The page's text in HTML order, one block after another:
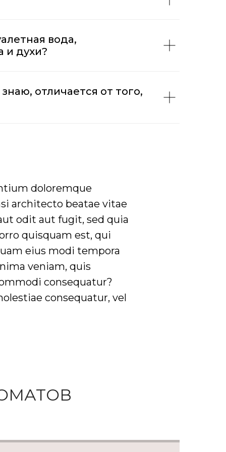
вода,
и духи?
отличается от того,
doloremque
architecto beatae vitae
odit aut fugit, sed quia
quisquam est, qui
eius modi tempora
veniam, quis
consequatur?
consequatur, vel